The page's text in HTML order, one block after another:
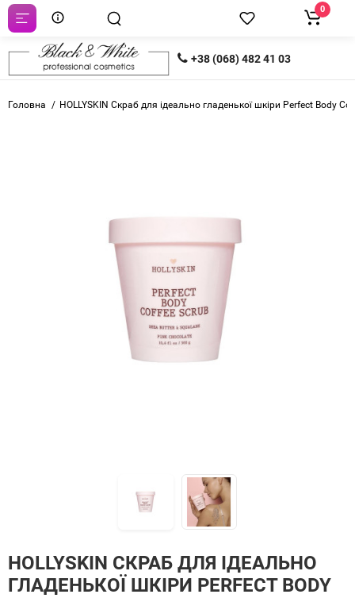
+38 (068) 482 41 03
0
Головна HOLLYSKIN Скраб для ідеально гладенької шкіри Perfect Body
HOLLYSKIN СКРАБ ДЛЯ ІДЕАЛЬНО
ГЛАДЕНЬКОЇ ШКІРИ PERFECT BODY